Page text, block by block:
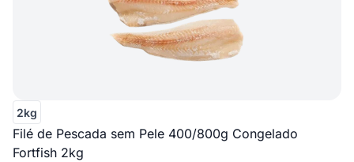
2kg
Filé de Pescada sem Pele 400/800g Congelado
Fortfish 2kg